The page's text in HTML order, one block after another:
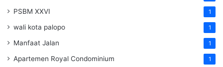
PSBM XXVI 1
wali kota palopo 1
Manfaat Jalan 1
Apartemen Royal Condominium 1